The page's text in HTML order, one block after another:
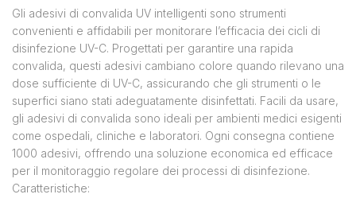
Gli adesivi di convalida UV intelligenti sono strumenti
convenienti e affidabili per monitorare l’efficacia dei cicli di
disinfezione UV-C. Progettati per garantire una rapida
convalida, questi adesivi cambiano colore quando rilevano una
dose sufficiente di UV-C, assicurando che gli strumenti o le
superfici siano stati adeguatamente disinfettati. Facili da usare,
gli adesivi di convalida sono ideali per ambienti medici esigenti
come ospedali, cliniche e laboratori. Ogni consegna contiene
1000 adesivi, offrendo una soluzione economica ed efficace
per il monitoraggio regolare dei processi di disinfezione.
Caratteristiche: